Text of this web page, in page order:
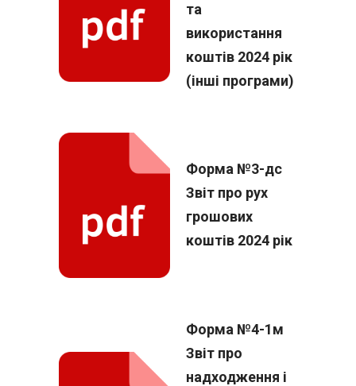
та
використання
коштів 2024 рік
(інші програми)
Форма №3-дс
Звіт про рух
грошових
коштів 2024 рік
Форма №4-1м
Звіт про
надходження і